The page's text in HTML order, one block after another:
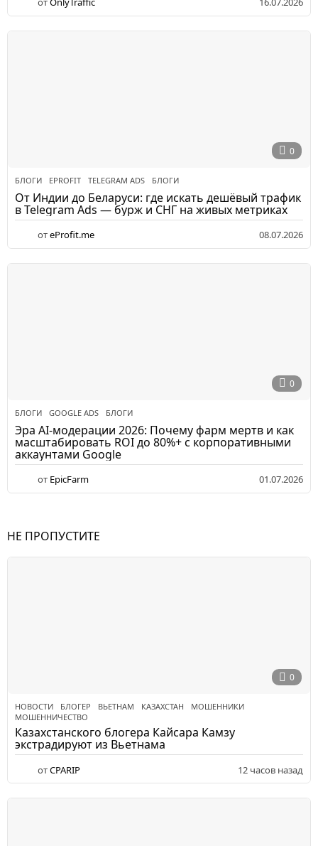
0
БЛОГИ EPROFIT ,TELEGRAM ADS ,БЛОГИ
От Индии до Беларуси: где искать дешёвый трафик
в Telegram Ads — бурж и СНГ на живых метриках
отeProfit.me 08.07.2026
0
БЛОГИ GOOGLE ADS ,БЛОГИ
Эра AI-модерации 2026: Почему фарм мертв и как
масштабировать ROI до 80%+ с корпоративными
аккаунтами Google
от EpicFarm 01.07.2026
НЕ ПРОПУСТИТЕ
0
НОВОСТИ БЛОГЕР ,ВЬЕТНАМ ,КАЗАХСТАН ,МОШЕННИКИ
МОШЕННИЧЕСТВО
Казахстанского блогера Кайсара Камзу
экстрадируют из Вьетнама
отCPARIP 12 часов назад